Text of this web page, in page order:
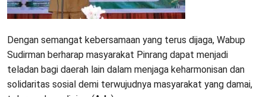
Dengan semangat kebersamaan yang terus dijaga, Wabup
Sudirman berharap masyarakat Pinrang dapat menjadi
teladan bagi daerah lain dalam menjaga keharmonisan dan
solidaritas sosial demi terwujudnya masyarakat yang damai,